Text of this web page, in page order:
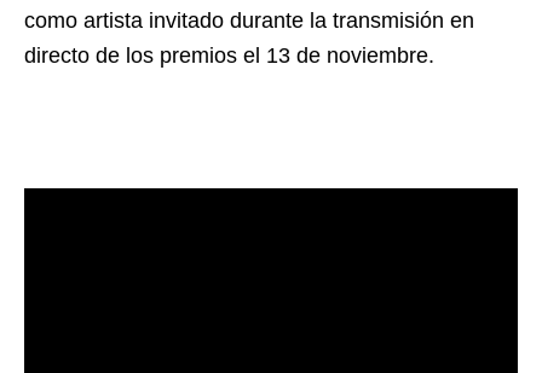
como artista invitado durante la transmisión en
directo de los premios el 13 de noviembre.